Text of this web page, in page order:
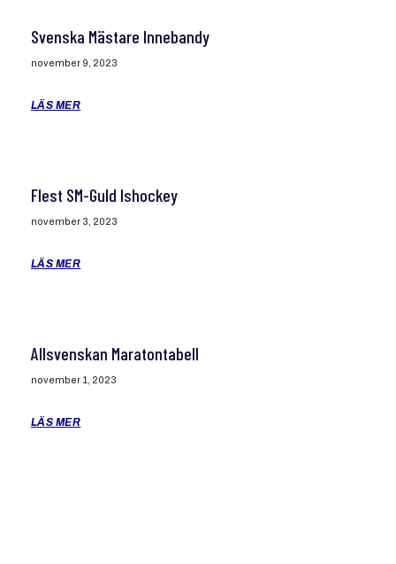
Svenska Mästare Innebandy
november 9, 2023
LÄS MER
Flest SM-Guld Ishockey
november 3, 2023
LÄS MER
Allsvenskan Maratontabell
november 1, 2023
LÄS MER